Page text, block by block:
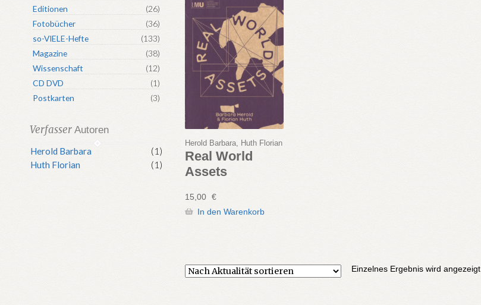
Herold Barbara, Huth Florian
Real World
Assets
15,00 €
In den Warenkorb
Einzelnes Ergebnis wird angezeigt
Editionen
(26)
Fotobücher
(36)
so-VIELE-Hefte
(133)
Magazine
(38)
Wissenschaft
(12)
CD DVD
(1)
Postkarten
(3)
Verfasser Autoren
Herold Barbara
(1)
Huth Florian
(1)